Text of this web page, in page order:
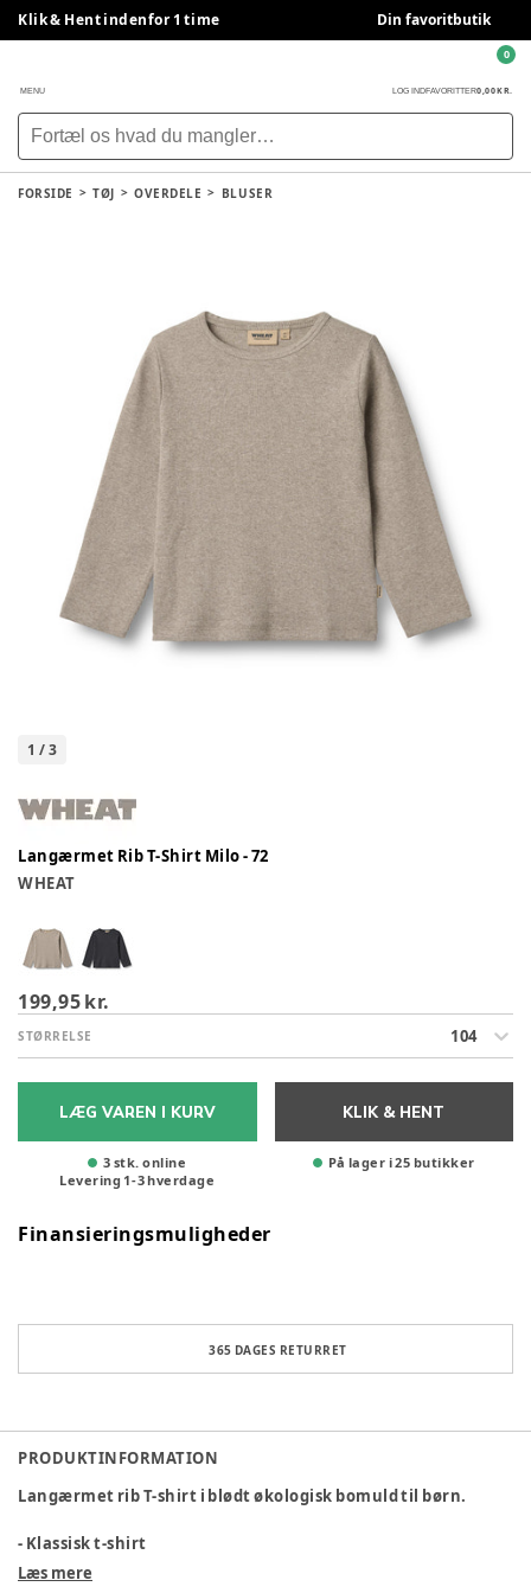
Klik & Hent indenfor 1 time Din favoritbutik
MENU LOG INDFAVORITTER0,00 KR.
0
FORSIDE TØJ OVERDELE BLUSER
1 /3
Langærmet Rib T-Shirt Milo - 72
WHEAT
199,95 kr.
STØRRELSE 104
LÆG VAREN I KURV
3 stk. online
Levering 1-3hverdage
KLIK & HENT
På lager i 25 butikker
Finansieringsmuligheder
365 DAGES RETURRET
PRODUKTINFORMATION
Langærmet rib T-shirt i blødt økologisk bomuld til børn.
- Klassisk t-shirt
- Tætsiddende og strækbar
Læs mere